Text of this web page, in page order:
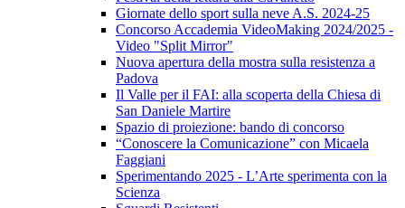
Giornate dello sport sulla neve A.S. 2024-25
Concorso Accademia VideoMaking 2024/2025 -
Video "Split Mirror"
Nuova apertura della mostra sulla resistenza a
Padova
Il Valle per il FAI: alla scoperta della Chiesa di
San Daniele Martire
Spazio di proiezione: bando di concorso
“Conoscere la Comunicazione” con Micaela
Faggiani
Sperimentando 2025 - L’Arte sperimenta con la
Scienza